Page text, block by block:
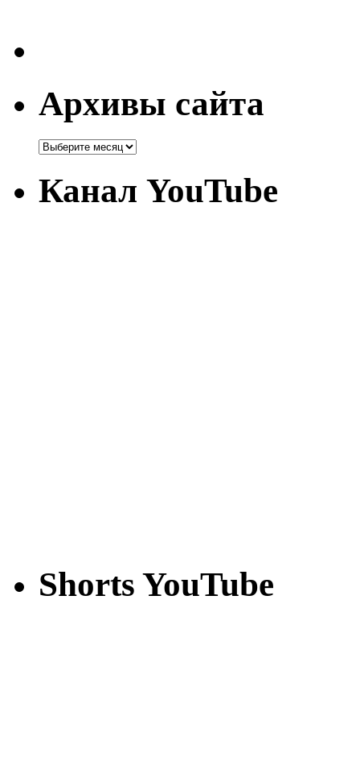
Архивы сайта
Канал YouTube
Shorts YouTube